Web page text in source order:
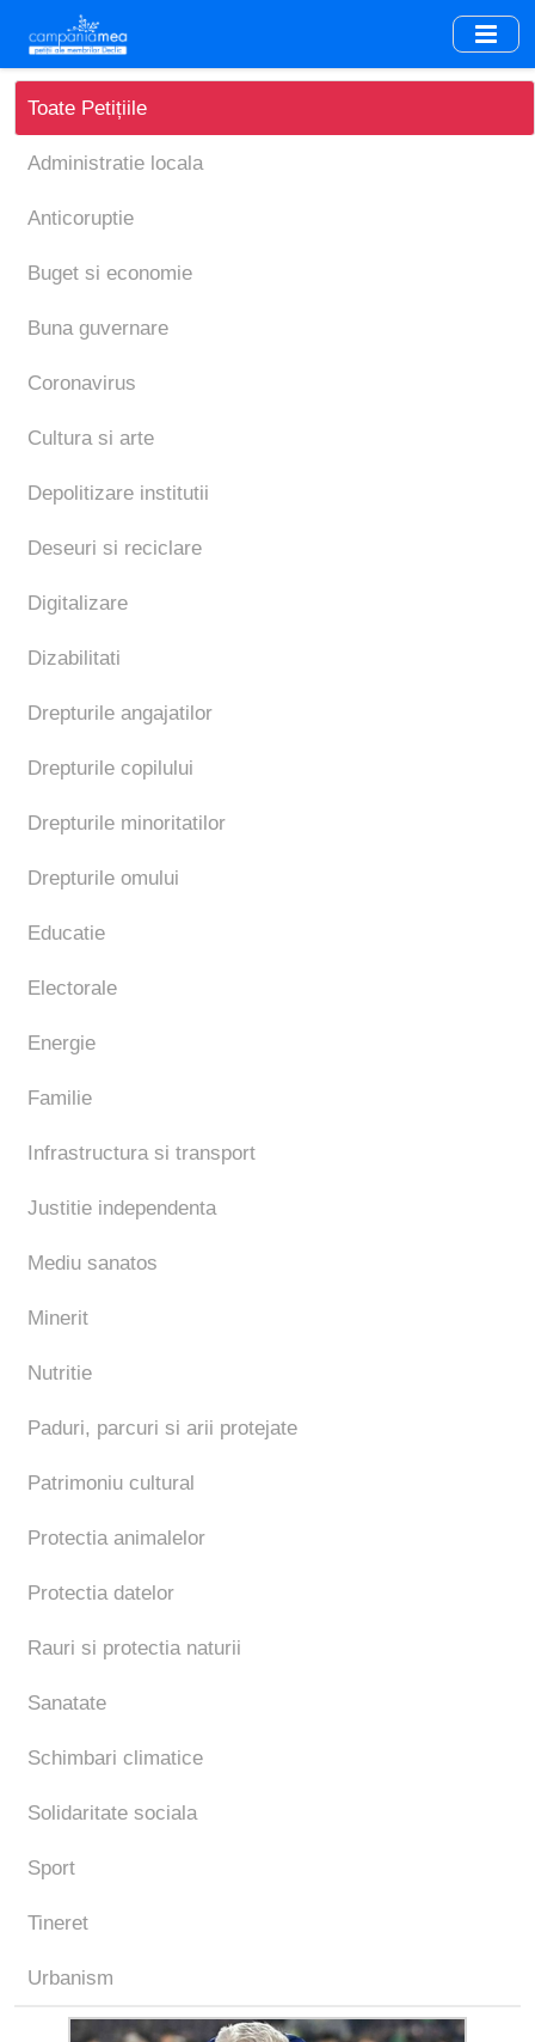
main
content
Toate Petițiile
Administratie locala
Anticoruptie
Buget si economie
Buna guvernare
Coronavirus
Cultura si arte
Depolitizare institutii
Deseuri si reciclare
Digitalizare
Dizabilitati
Drepturile angajatilor
Drepturile copilului
Drepturile minoritatilor
Drepturile omului
Educatie
Electorale
Energie
Familie
Infrastructura si transport
Justitie independenta
Mediu sanatos
Minerit
Nutritie
Paduri, parcuri si arii protejate
Patrimoniu cultural
Protectia animalelor
Protectia datelor
Rauri si protectia naturii
Sanatate
Schimbari climatice
Solidaritate sociala
Sport
Tineret
Urbanism